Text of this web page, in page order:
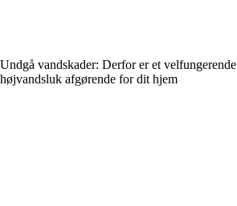
Undgå vandskader: Derfor er et velfungerende
højvandsluk afgørende for dit hjem